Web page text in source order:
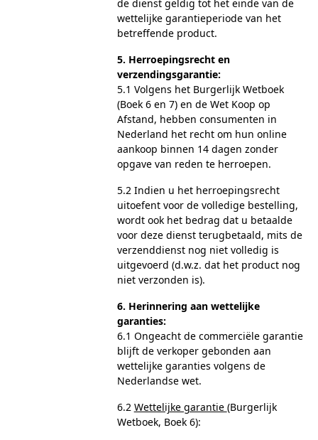
de dienst geldig tot het einde van de
wettelijke garantieperiode van het
betreffende product.
5. Herroepingsrecht en
verzendingsgarantie:
5.1 Volgens het Burgerlijk Wetboek
(Boek 6 en 7) en de Wet Koop op
Afstand, hebben consumenten in
Nederland het recht om hun online
aankoop binnen 14 dagen zonder
opgave van reden te herroepen.
5.2 Indien u het herroepingsrecht
uitoefent voor de volledige bestelling,
wordt ook het bedrag dat u betaalde
voor deze dienst terugbetaald, mits de
verzenddienst nog niet volledig is
uitgevoerd (d.w.z. dat het product nog
niet verzonden is).
6. Herinnering aan wettelijke
garanties:
6.1 Ongeacht de commerciële garantie
blijft de verkoper gebonden aan
wettelijke garanties volgens de
Nederlandse wet.
6.2 Wettelijke garantie (Burgerlijk
Wetboek, Boek 6):